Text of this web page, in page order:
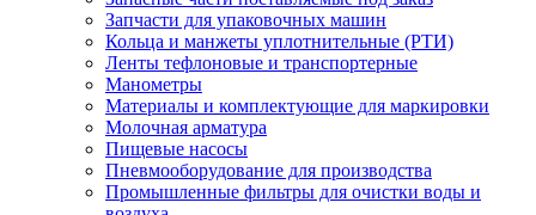
Запчасти для упаковочных машин
Кольца и манжеты уплотнительные (РТИ)
Ленты тефлоновые и транспортерные
Манометры
Материалы и комплектующие для маркировки
Молочная арматура
Пищевые насосы
Пневмооборудование для производства
Промышленные фильтры для очистки воды и